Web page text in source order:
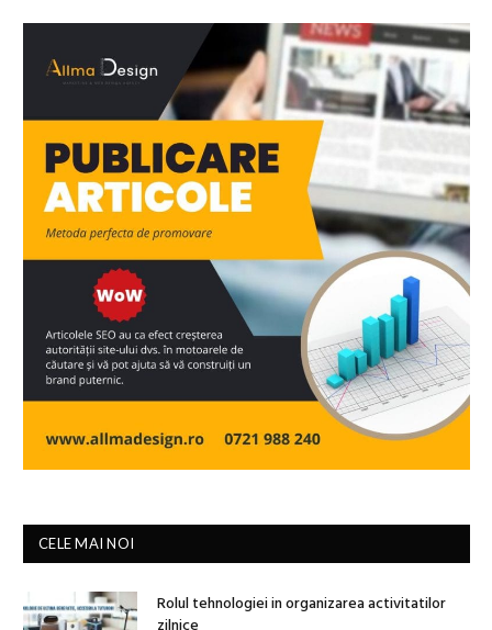
CELE MAI NOI
Rolul tehnologiei in organizarea activitatilor